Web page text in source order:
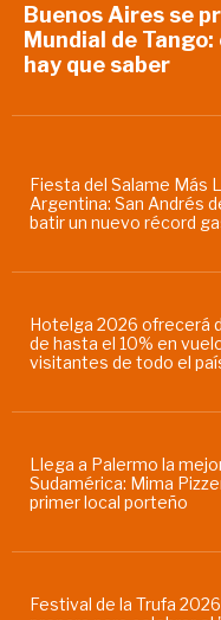
Buenos Aires se
Mundial de
hay que saber
Fiesta del Salame Más
Argentina: San Andrés
batir un nuevo récord
Hotelga 2026 ofrecerá
de hasta el 10% en
visitantes de todo el
Llega a Palermo la
Sudamérica: Mima
primer local porteño
Festival de la Trufa